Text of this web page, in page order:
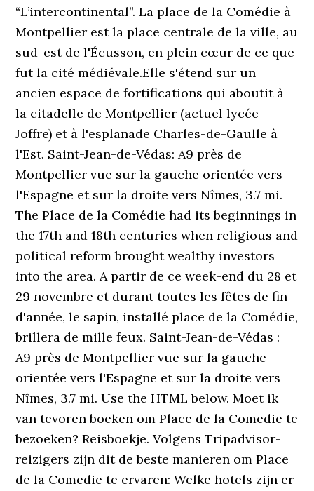
“L’intercontinental”. La place de la Comédie à
Montpellier est la place centrale de la ville, au
sud-est de l'Écusson, en plein cœur de ce que
fut la cité médiévale.Elle s'étend sur un
ancien espace de fortifications qui aboutit à
la citadelle de Montpellier (actuel lycée
Joffre) et à l'esplanade Charles-de-Gaulle à
l'Est. Saint-Jean-de-Védas: A9 près de
Montpellier vue sur la gauche orientée vers
l'Espagne et sur la droite vers Nîmes, 3.7 mi.
The Place de la Comédie had its beginnings in
the 17th and 18th centuries when religious and
political reform brought wealthy investors
into the area. A partir de ce week-end du 28 et
29 novembre et durant toutes les fêtes de fin
d'année, le sapin, installé place de la Comédie,
brillera de mille feux. Saint-Jean-de-Védas :
A9 près de Montpellier vue sur la gauche
orientée vers l'Espagne et sur la droite vers
Nîmes, 3.7 mi. Use the HTML below. Moet ik
van tevoren boeken om Place de la Comedie te
bezoeken? Reisboekje. Volgens Tripadvisor-
reizigers zijn dit de beste manieren om Place
de la Comedie te ervaren: Welke hotels zijn er